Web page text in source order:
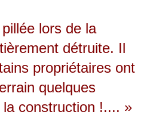
lors de la
détruite. Il
propriétaires ont
quelques
construction !.... »